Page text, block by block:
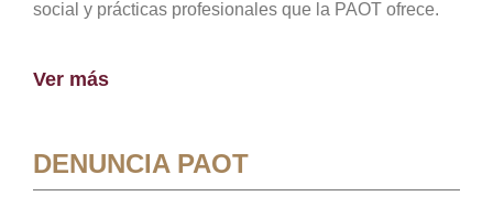
social y prácticas profesionales que la PAOT ofrece.
Ver más
DENUNCIA PAOT